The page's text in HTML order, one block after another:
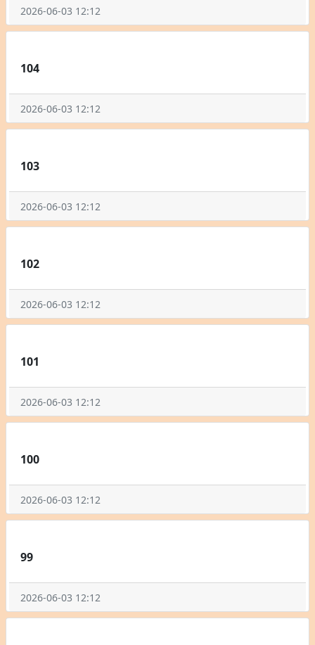
2026-06-03 12:12
104
2026-06-03 12:12
103
2026-06-03 12:12
102
2026-06-03 12:12
101
2026-06-03 12:12
100
2026-06-03 12:12
99
2026-06-03 12:12